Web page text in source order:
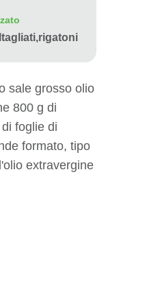
sale grosso olio
800 g di
foglie di
formato, tipo
extravergine